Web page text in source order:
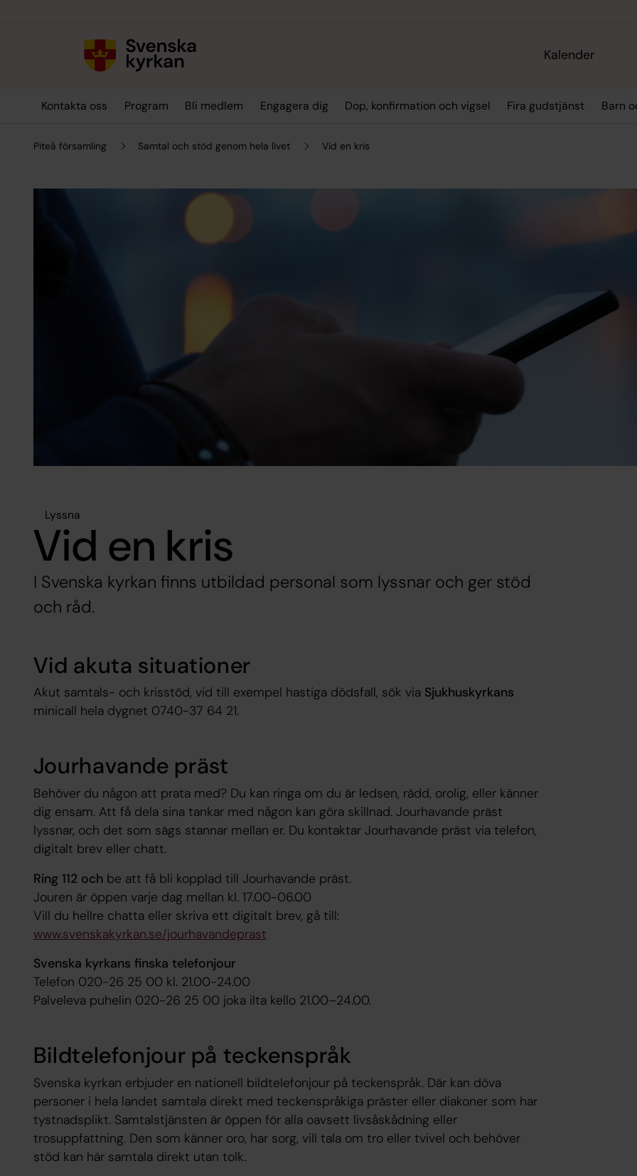
Kalender
Kontakta oss Program Bli medlem Engagera dig Dop, konfirmation och vigsel Fira gudstjänst Barn
Piteå församling Samtal och stöd genom hela livet Vid en kris
Lyssna
Vid en kris
I Svenska kyrkan finns utbildad personal som lyssnar och ger stöd
och råd.
Vid akuta situationer
Akut samtals- och krisstöd, vid till exempel hastiga dödsfall, sök via Sjukhuskyrkans
minicall hela dygnet 0740-37 64 21.
Jourhavande präst
Behöver du någon att prata med? Du kan ringa om du är ledsen, rädd, orolig, eller känner
dig ensam. Att få dela sina tankar med någon kan göra skillnad. Jourhavande präst
lyssnar, och det som sägs stannar mellan er. Du kontaktar Jourhavande präst via telefon,
digitalt brev eller chatt.
Ring 112 och be att få bli kopplad till Jourhavande präst.
Jouren är öppen varje dag mellan kl. 17.00-06.00
Vill du hellre chatta eller skriva ett digitalt brev, gå till:
www.svenskakyrkan.se/jourhavandeprast
Svenska kyrkans finska telefonjour
Telefon 020-26 25 00 kl. 21.00-24.00
Palveleva puhelin 020-26 25 00 joka ilta kello 21.00–24.00.
Bildtelefonjour på teckenspråk
Svenska kyrkan erbjuder en nationell bildtelefonjour på teckenspråk. Där kan döva
personer i hela landet samtala direkt med teckenspråkiga präster eller diakoner som har
tystnadsplikt. Samtalstjänsten är öppen för alla oavsett livsåskådning eller
trosuppfattning. Den som känner oro, har sorg, vill tala om tro eller tvivel och behöver
stöd kan här samtala direkt utan tolk.​